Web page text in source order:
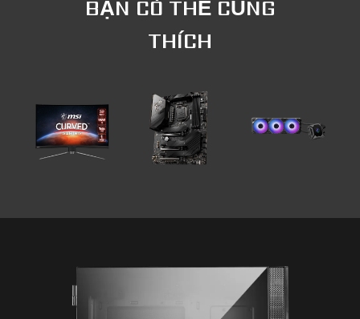
BẠN CÓ THỂ CŨNG
THÍCH